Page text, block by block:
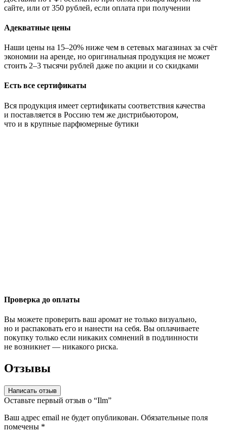
сайте, или от 350 рублей, если оплата при получении
Адекватные цены
Наши цены на 15–20% ниже чем в сетевых магазинах за счёт
экономии на аренде, но оригинальная продукция не может
стоить 2–3 тысячи рублей даже по акции и со скидками
Есть все сертификаты
Вся продукция имеет сертификаты соответствия качества
и поставляется в Россию тем же дистрибьютором,
что и в крупные парфюмерные бутики
Проверка до оплаты
Вы можете проверить ваш аромат не только визуально,
но и распаковать его и нанести на себя. Вы оплачиваете
покупку только если никаких сомнений в подлинности
не возникнет — никакого риска.
Отзывы
Написать отзыв
Оставьте первый отзыв о “Ilm”
Ваш адрес email не будет опубликован. Обязательные поля
помечены *